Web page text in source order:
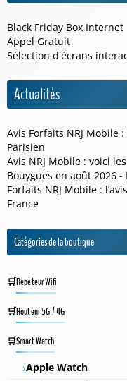
Black Friday Box Internet
Appel Gratuit
Sélection d'écrans
Actualités
Avis Forfaits NRJ Mobile
Parisien
Avis NRJ Mobile : voici
Bouygues en août 2026 -
Forfaits NRJ Mobile :
France
Catégories de la boutique
Répéteur Wifi
Routeur 5G / 4G
Smart Watch
Apple Watch